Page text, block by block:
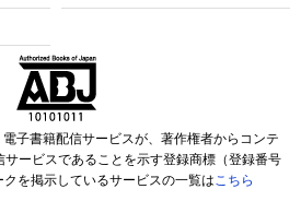
子書籍配信サービスが、著作権者からコンテ
ービスであることを示す登録商標（登録番号
を掲示しているサービスの一覧はこちら